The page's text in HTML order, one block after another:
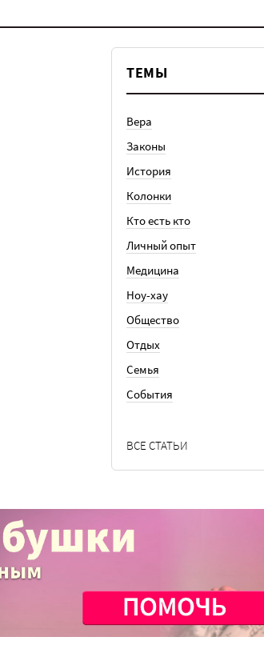
ТЕМЫ
Вера
Законы
История
Колонки
Кто есть кто
Личный опыт
Медицина
Ноу-хау
Общество
Отдых
Семья
События
ВСЕ СТАТЬИ